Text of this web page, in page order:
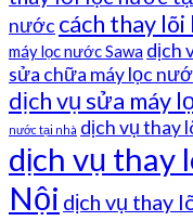
nước cách thay
máy lọc nước Sawa dịch
sửa chữa máy lọc
dịch vụ sửa máy
nước tại nhà dịch vụ thay
dịch vụ thay
Nội dịch vụ thay